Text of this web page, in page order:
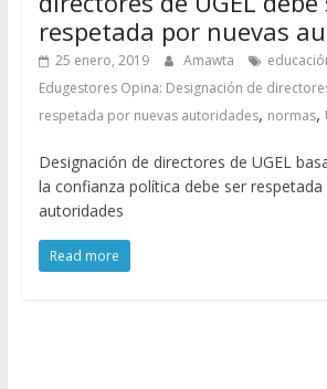
respetada por nuevas
25 enero, 2019 Amawta
Edugestores Opina: Designación de
respetada por nuevas autoridades, normas,
Designación de directores de UGEL
la confianza política debe ser respetada
autoridades
Read more